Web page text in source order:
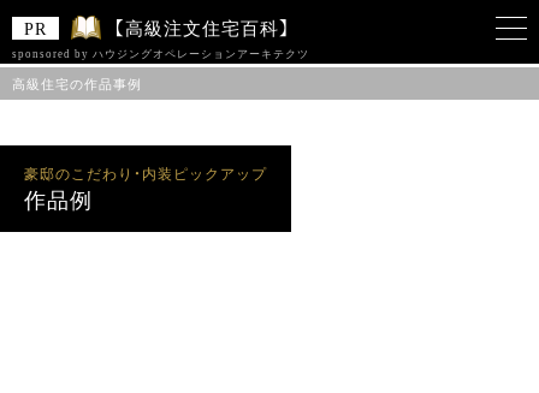
【高級注文住宅百科】
sponsored by ハウジングオペレーションアーキテクツ
高級住宅の作品事例
豪邸のこだわり・内装ピックアップ
作品例